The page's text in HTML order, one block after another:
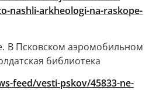
nashli-arkheologi-na-raskope-
В Псковском аэромобильном
библиотека
feed/vesti-pskov/45833-ne-